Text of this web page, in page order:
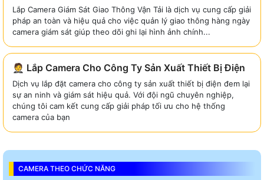
Lắp Camera Giám Sát Giao Thông Vận Tải là dịch vụ cung cấp giải
pháp an toàn và hiệu quả cho việc quản lý giao thông hàng ngày
camera giám sát giúp theo dõi ghi lại hình ảnh chính...
🤵 Lắp Camera Cho Công Ty Sản Xuất Thiết Bị Điện
Dịch vụ lắp đặt camera cho công ty sản xuất thiết bị điện đem lại
sự an ninh và giám sát hiệu quả. Với đội ngũ chuyên nghiệp,
chúng tôi cam kết cung cấp giải pháp tối ưu cho hệ thống
camera của bạn
CAMERA THEO CHỨC NĂNG